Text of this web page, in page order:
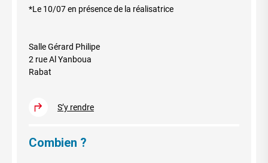
*Le 10/07 en présence de la réalisatrice
Salle Gérard Philipe
2 rue Al Yanboua
Rabat
S’y rendre
Combien ?